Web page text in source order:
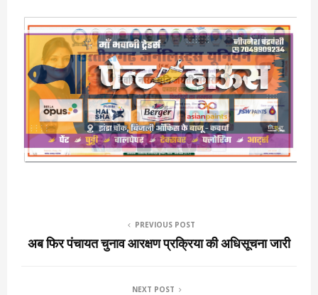
PREVIOUS POST
अब फिर पंचायत चुनाव आरक्षण प्रक्रिया की अधिसूचना जारी
NEXT POST